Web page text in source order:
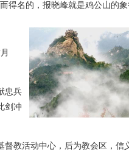
得名的，报晓峰就是鸡公山的象
忠兵
剑冲
教活动中心，后为教会区，信